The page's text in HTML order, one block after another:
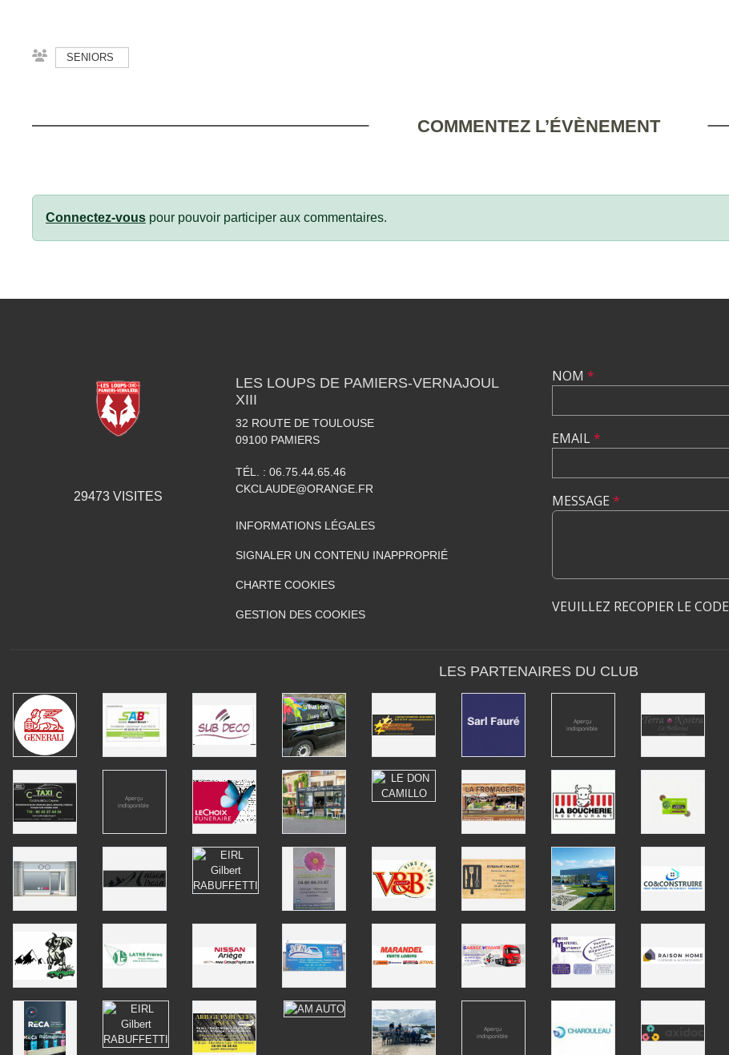
SENIORS
COMMENTEZ L’ÉVÈNEMENT
Connectez-vous pour pouvoir participer aux commentaires.
29473VISITES
LES LOUPS DE PAMIERS-VERNAJOUL
XIII
32 ROUTE DE TOULOUSE
09100 PAMIERS
TÉL. : 06.75.44.65.46
CKCLAUDE@ORANGE.FR
INFORMATIONS LÉGALES
SIGNALER UN CONTENU INAPPROPRIÉ
CHARTE COOKIES
GESTION DES COOKIES
NOM *
EMAIL*
MESSAGE *
VEUILLEZ RECOPIER LE CODE
LES PARTENAIRES DU CLUB